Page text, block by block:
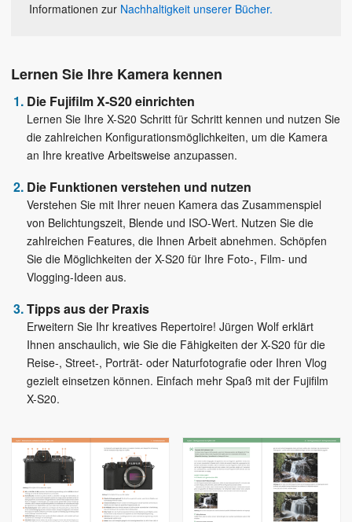
Informationen zur Nachhaltigkeit unserer Bücher.
Lernen Sie Ihre Kamera kennen
Die Fujifilm X-S20 einrichten
Lernen Sie Ihre X-S20 Schritt für Schritt kennen und nutzen Sie
die zahlreichen Konfigurationsmöglichkeiten, um die Kamera
an Ihre kreative Arbeitsweise anzupassen.
Die Funktionen verstehen und nutzen
Verstehen Sie mit Ihrer neuen Kamera das Zusammenspiel
von Belichtungszeit, Blende und ISO-Wert. Nutzen Sie die
zahlreichen Features, die Ihnen Arbeit abnehmen. Schöpfen
Sie die Möglichkeiten der X-S20 für Ihre Foto-, Film- und
Vlogging-Ideen aus.
Tipps aus der Praxis
Erweitern Sie Ihr kreatives Repertoire! Jürgen Wolf erklärt
Ihnen anschaulich, wie Sie die Fähigkeiten der X-S20 für die
Reise-, Street-, Porträt- oder Naturfotografie oder Ihren Vlog
gezielt einsetzen können. Einfach mehr Spaß mit der Fujifilm
X-S20.